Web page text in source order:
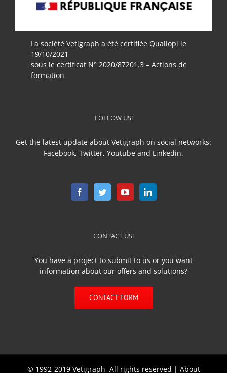
La société Vetigraph a été certifiée Qualiopi le
19/10/2021
sous le certificat N° 2020/87201.3 – Actions de
formation
FOLLOW US!
Get the latest update about Vetigraph on social networks:
Facebook, Twitter, Youtube and Linkedin.
CONTACT US!
You have a project to submit to us or you want
information about our offers and solutions?
CONTACT FORM
© 1992-2019 Vetigraph, All rights reserved | About